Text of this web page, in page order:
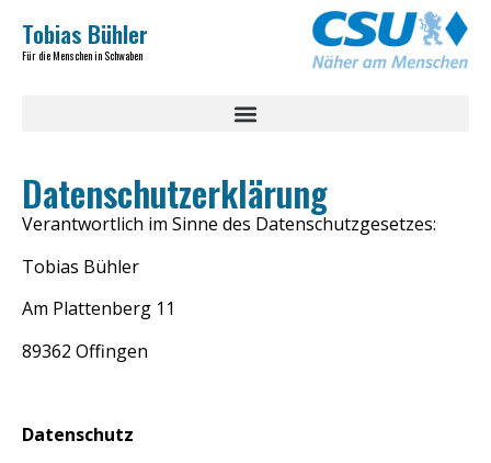
Tobias Bühler
Für die Menschen in Schwaben
Datenschutzerklärung
Verantwortlich im Sinne des Datenschutzgesetzes:
Tobias Bühler
Am Plattenberg 11
89362 Offingen
Datenschutz